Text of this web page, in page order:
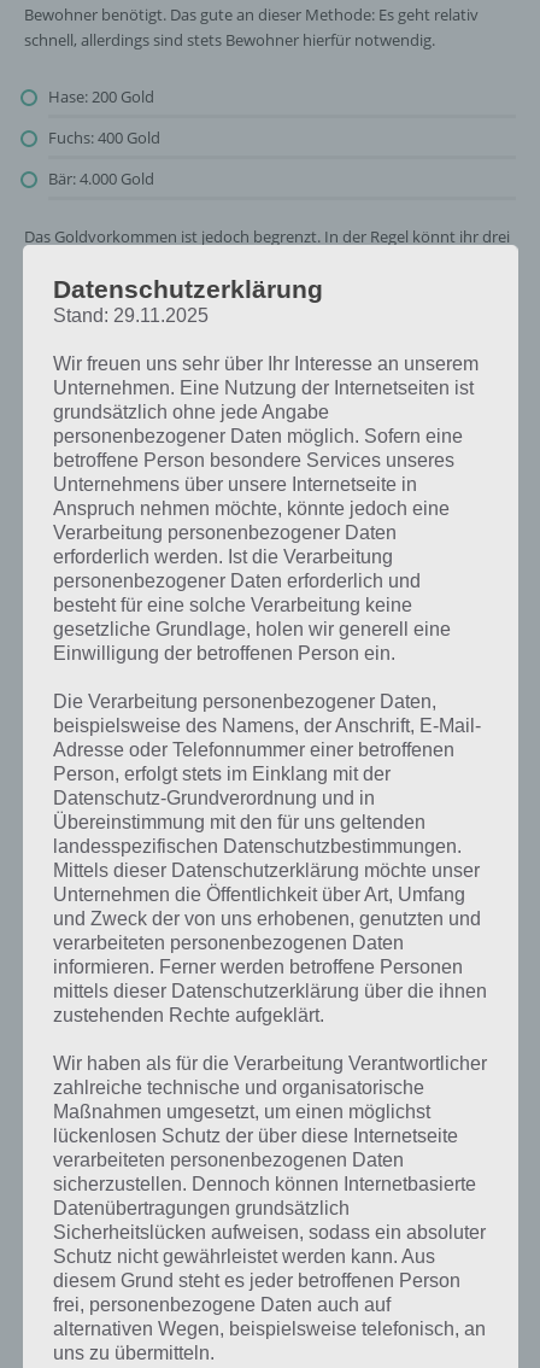
Bewohner benötigt. Das gute an dieser Methode: Es geht relativ
schnell, allerdings sind stets Bewohner hierfür notwendig.
Hase: 200 Gold
Fuchs: 400 Gold
Bär: 4.000 Gold
Das Goldvorkommen ist jedoch begrenzt. In der Regel könnt ihr drei
Umso mehr Wälder ihr erfprscht, desto besser wird auch das
Goldvorkommen, dass in diesem freigelegt wird. Es sei jedoch gesagt,
Goldvorkommen freigelegt, wo ihr Schürfen könnt
Tausche Apfelwein gegen Gold in
DomiNations
Umso weiter ihr im Level bei DomiNations und dem Markt steigt,
desto mehr Apfelwein benötigt ihr, um dies gegen Gold zu tauschen.
Klicke auf den Markt und dann auf “Schiffsladung”. Auf Markt Stufe 3
müsst ihr 4 Apfelwein eintauschen und bekommt dafür 500 bis 1500
Gold.
und Karawane
Auch wenn ihr in DomiNations nicht online seid, so könnt ihr
trotzdem Gold generieren. Möglich machen dies die Straße und die
Karawane. Beide können geupgraded werden, um das
Goldeinkommen pro Stunde zu erhöhen.
Umso mehr Gebäude ihr an die Straße angeschlossen habt und
diese zum Stadtzentrum führt, desto höher ist der Bonus und damit
auch das Einkommen pro Stunde. Allerdings hat auch die Straße eine
bestimmte Goldkapazität, sodass ihr DomiNations regelmäßig
spielen müsst.
Datenschutzerklärung
Stand: 29.11.2025
Wir freuen uns sehr über Ihr Interesse an unserem
Unternehmen. Eine Nutzung der Internetseiten ist
grundsätzlich ohne jede Angabe
personenbezogener Daten möglich. Sofern eine
betroffene Person besondere Services unseres
Unternehmens über unsere Internetseite in
Anspruch nehmen möchte, könnte jedoch eine
Verarbeitung personenbezogener Daten
erforderlich werden. Ist die Verarbeitung
personenbezogener Daten erforderlich und
besteht für eine solche Verarbeitung keine
gesetzliche Grundlage, holen wir generell eine
Einwilligung der betroffenen Person ein.
Die Verarbeitung personenbezogener Daten,
beispielsweise des Namens, der Anschrift, E-Mail-
Adresse oder Telefonnummer einer betroffenen
Person, erfolgt stets im Einklang mit der
Datenschutz-Grundverordnung und in
Übereinstimmung mit den für uns geltenden
landesspezifischen Datenschutzbestimmungen.
Mittels dieser Datenschutzerklärung möchte unser
Unternehmen die Öffentlichkeit über Art, Umfang
und Zweck der von uns erhobenen, genutzten und
verarbeiteten personenbezogenen Daten
informieren. Ferner werden betroffene Personen
mittels dieser Datenschutzerklärung über die ihnen
zustehenden Rechte aufgeklärt.
Wir haben als für die Verarbeitung Verantwortlicher
zahlreiche technische und organisatorische
Maßnahmen umgesetzt, um einen möglichst
lückenlosen Schutz der über diese Internetseite
verarbeiteten personenbezogenen Daten
sicherzustellen. Dennoch können Internetbasierte
Datenübertragungen grundsätzlich
Sicherheitslücken aufweisen, sodass ein absoluter
Schutz nicht gewährleistet werden kann. Aus
diesem Grund steht es jeder betroffenen Person
frei, personenbezogene Daten auch auf
alternativen Wegen, beispielsweise telefonisch, an
uns zu übermitteln.